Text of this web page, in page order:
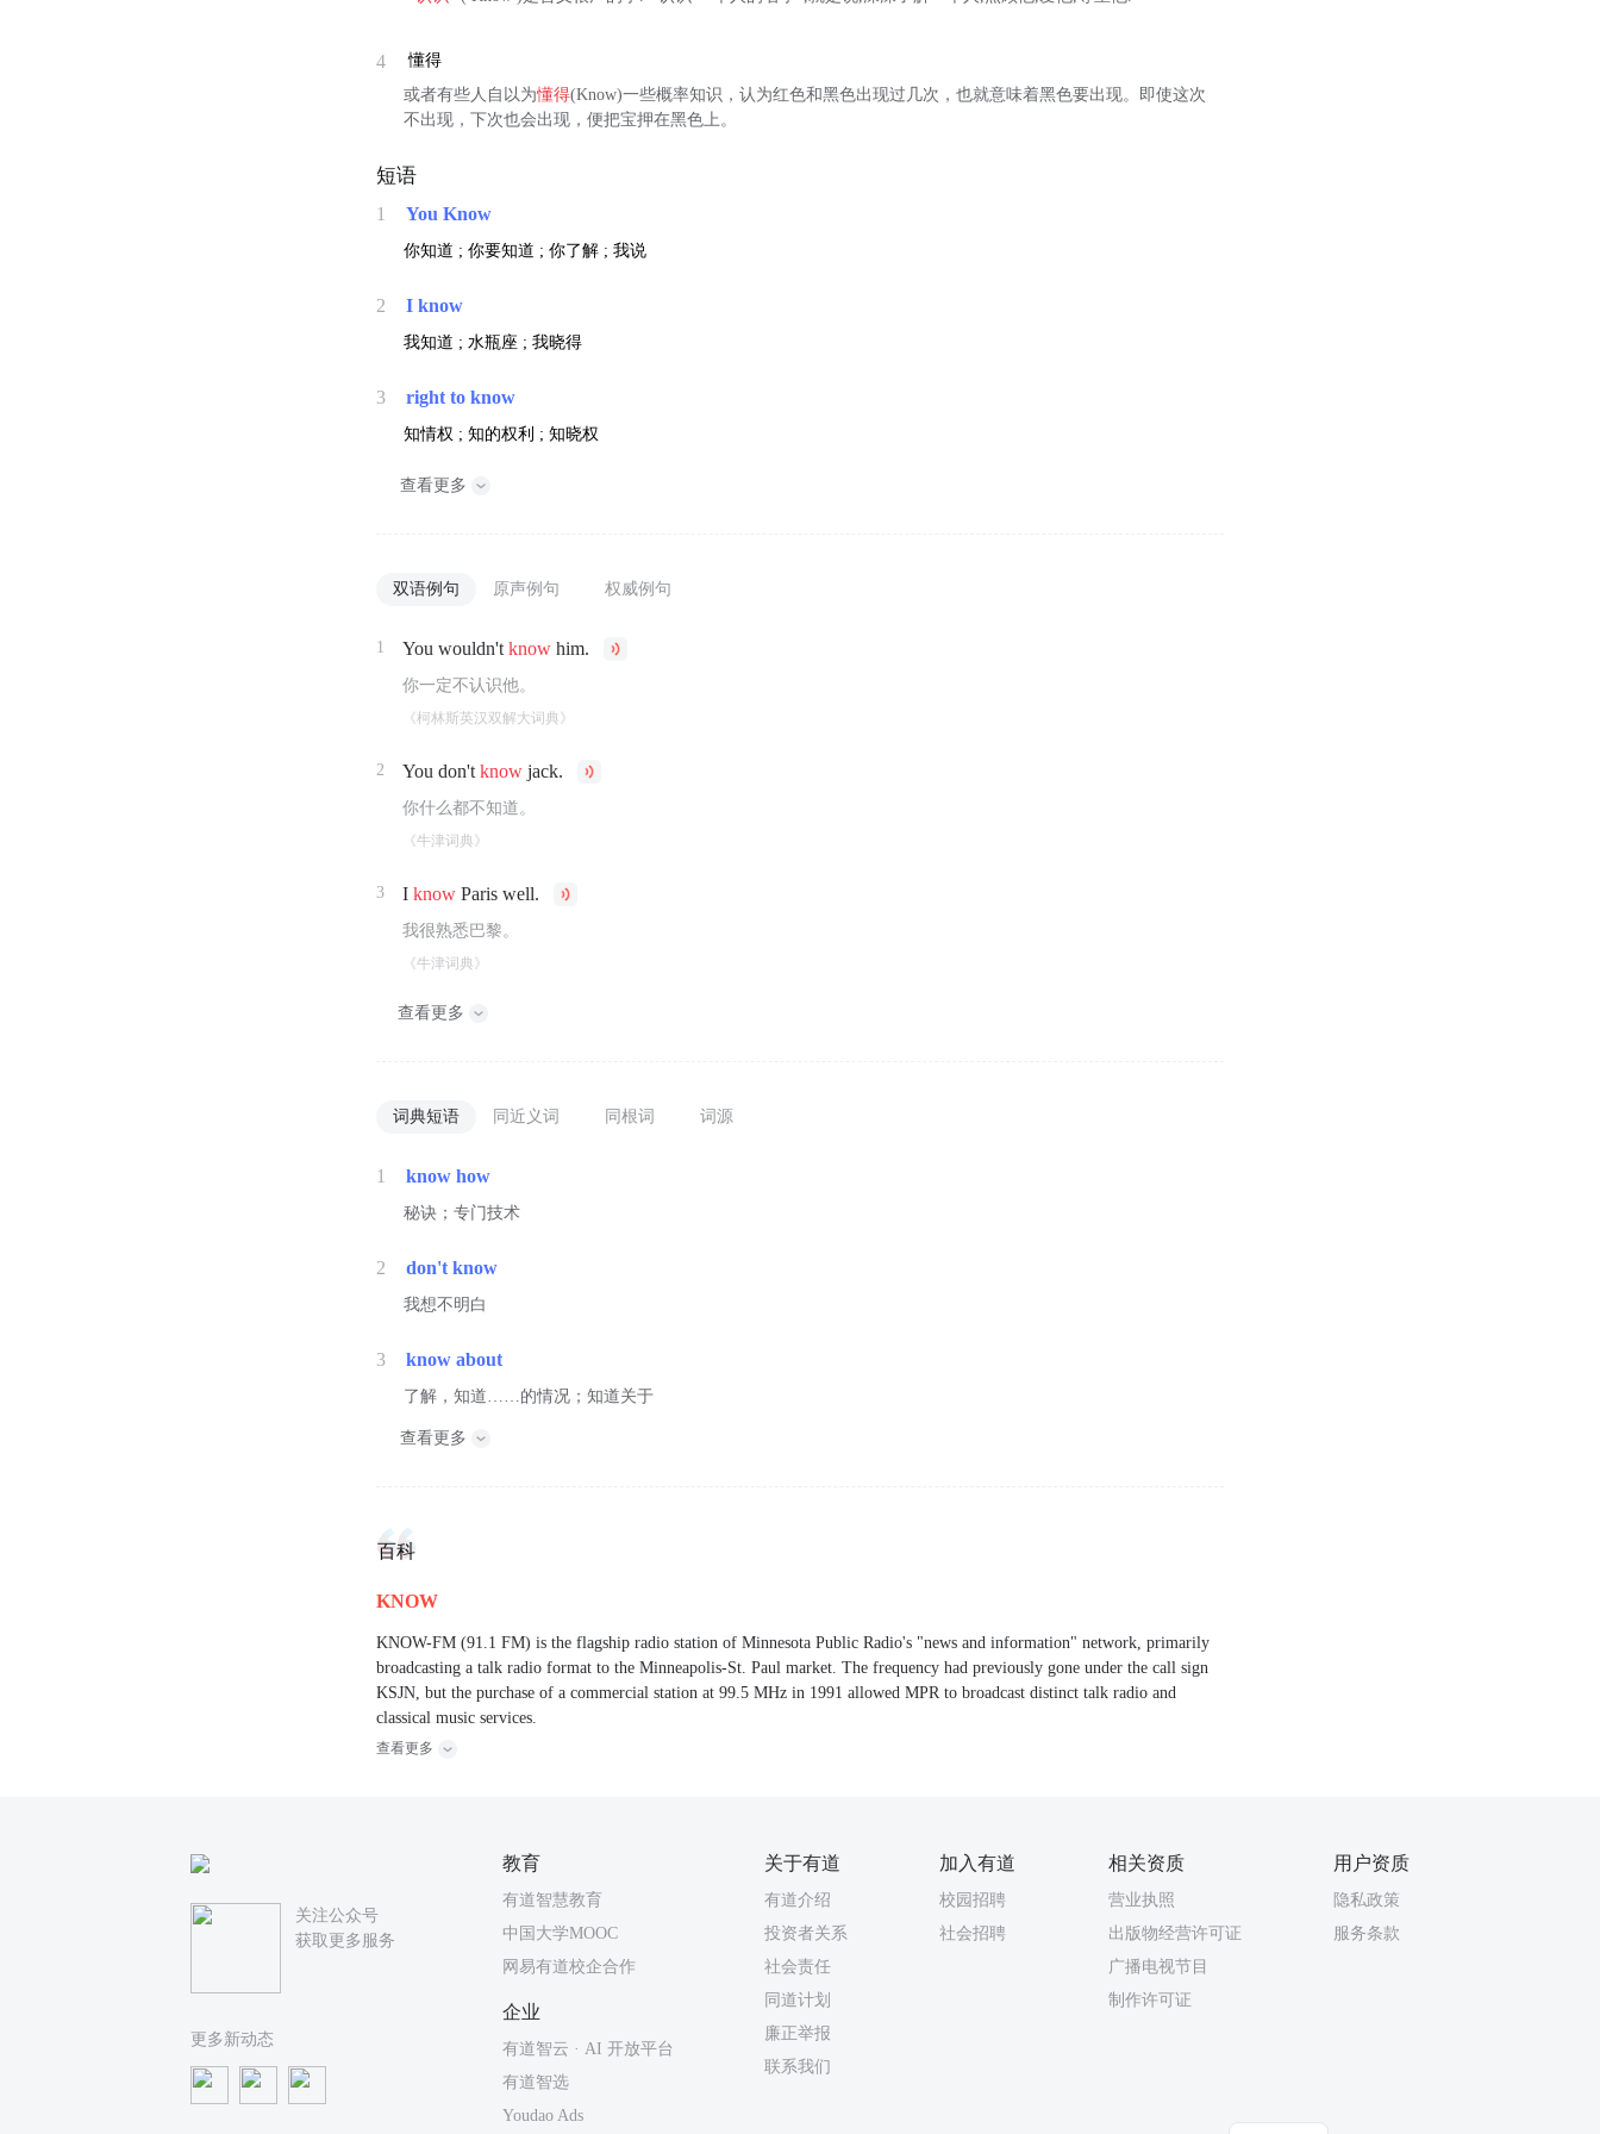
4
懂得
或者有些人自以为懂得(Know)一些概率知识，认为红色和黑色出现过几次，也就意味着黑色要出现。即使这次
不出现，下次也会出现，便把宝押在黑色上。
短语
1 You Know
你知道 ; 你要知道 ; 你了解 ; 我说
2 I know
我知道 ; 水瓶座 ; 我晓得
3 right to know
知情权 ; 知的权利 ; 知晓权
查看更多
双语例句 原声例句 权威例句
1 You wouldn'tknow him.
你一定不认识他。
《柯林斯英汉双解大词典》
2 You don'tknow jack.
你什么都不知道。
《牛津词典》
3 Iknow Paris well.
我很熟悉巴黎。
《牛津词典》
查看更多
词典短语 同近义词 同根词 词源
1 know how
秘诀；专门技术
2 don't know
我想不明白
3 know about
了解，知道……的情况；知道关于
查看更多
百科
KNOW
KNOW-FM (91.1 FM) is the flagship radio station of Minnesota Public Radio's "news and information" network, primarily
broadcasting a talk radio format to the Minneapolis-St. Paul market. The frequency had previously gone under the call sign
KSJN, but the purchase of a commercial station at 99.5 MHz in 1991 allowed MPR to broadcast distinct talk radio and
classical music services.
查看更多
关注公众号
获取更多服务
更多新动态
教育
有道智慧教育
中国大学MOOC
网易有道校企合作
关于有道
有道介绍
投资者关系
社会责任
同道计划
廉正举报
联系我们
加入有道
校园招聘
社会招聘
相关资质
营业执照
出版物经营许可证
广播电视节目
制作许可证
用户资质
隐私政策
服务条款
企业
有道智云 · AI 开放平台
有道智选
Youdao Ads